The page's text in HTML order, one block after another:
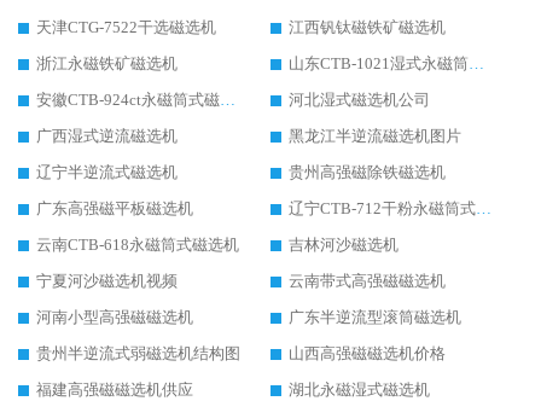
天津CTG-7522干选磁选机
江西钒钛磁铁矿磁选机
浙江永磁铁矿磁选机
山东CTB-1021湿式永磁筒式磁选机
安徽CTB-924ct永磁筒式磁选机
河北湿式磁选机公司
广西湿式逆流磁选机
黑龙江半逆流磁选机图片
辽宁半逆流式磁选机
贵州高强磁除铁磁选机
广东高强磁平板磁选机
辽宁CTB-712干粉永磁筒式磁选机
云南CTB-618永磁筒式磁选机
吉林河沙磁选机
宁夏河沙磁选机视频
云南带式高强磁磁选机
河南小型高强磁磁选机
广东半逆流型滚筒磁选机
贵州半逆流式弱磁选机结构图
山西高强磁磁选机价格
福建高强磁磁选机供应
湖北永磁湿式磁选机